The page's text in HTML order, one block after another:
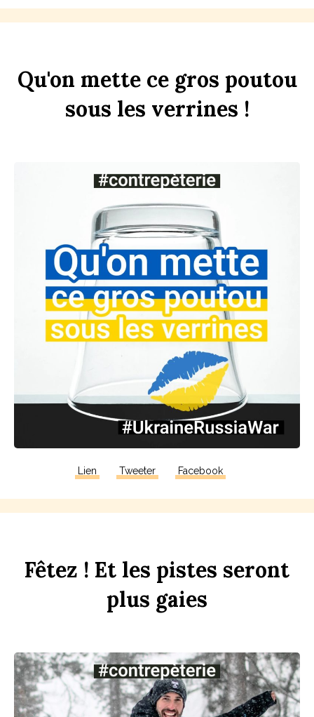
Qu'on mette ce gros poutou
sous les verrines !
Lien Tweeter Facebook
Fêtez ! Et les pistes seront
plus gaies